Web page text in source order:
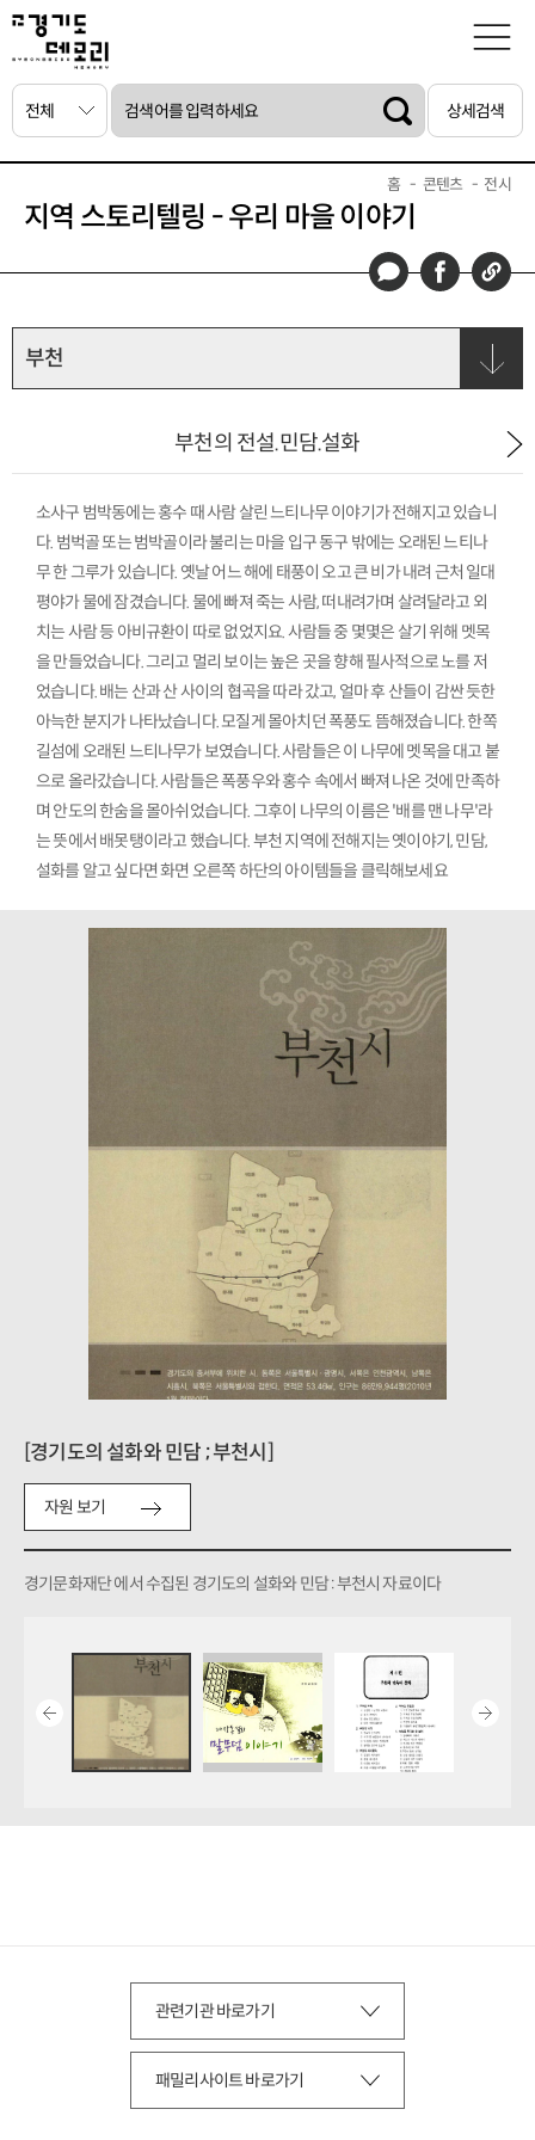
상세검색
홈 콘텐츠 전시
지역 스토리텔링 - 우리 마을 이야기
부천
부천의 전설.민담.설화
소사구 범박동에는 홍수 때 사람 살린 느티나무 이야기가 전해지고 있습니
다. 범벅골 또는 범박골이라 불리는 마을 입구 동구 밖에는 오래된 느티나
무 한 그루가 있습니다. 옛날 어느 해에 태풍이 오고 큰 비가 내려 근처 일대
평야가 물에 잠겼습니다. 물에 빠져 죽는 사람, 떠내려가며 살려달라고 외
치는 사람 등 아비규환이 따로 없었지요. 사람들 중 몇몇은 살기 위해 멧목
을 만들었습니다. 그리고 멀리 보이는 높은 곳을 향해 필사적으로 노를 저
었습니다. 배는 산과 산 사이의 협곡을 따라 갔고, 얼마 후 산들이 감싼 듯한
아늑한 분지가 나타났습니다. 모질게 몰아치던 폭풍도 뜸해졌습니다. 한쪽
길섬에 오래된 느티나무가 보였습니다. 사람들은 이 나무에 멧목을 대고 붙
으로 올라갔습니다. 사람들은 폭풍우와 홍수 속에서 빠져 나온 것에 만족하
며 안도의 한숨을 몰아쉬었습니다. 그후이 나무의 이름은 '배를 맨 나무'라
는 뜻에서 배못탱이라고 했습니다. 부천 지역에 전해지는 옛이야기, 민담,
설화를 알고 싶다면 화면 오른쪽 하단의 아이템들을 클릭해보세요
[경기도의 설화와 민담 ; 부천시]
자원 보기
경기문화재단 에서 수집된 경기도의 설화와 민담 : 부천시 자료이다